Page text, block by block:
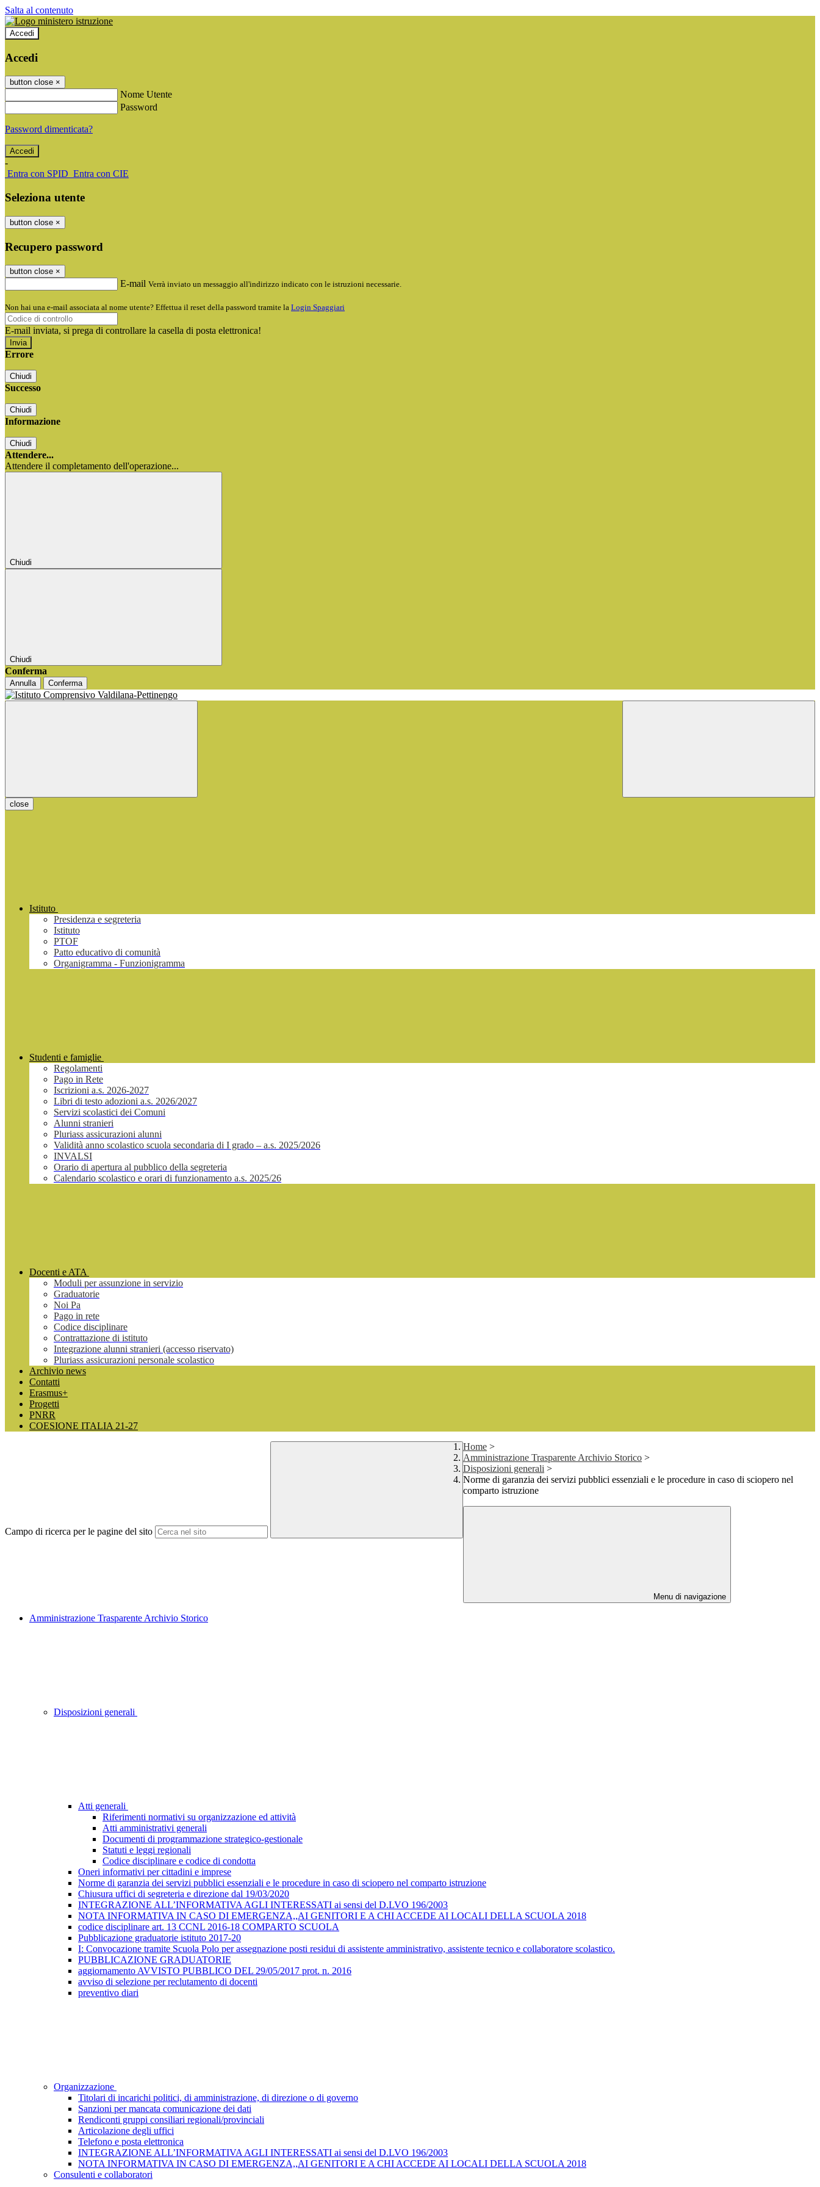
Salta al contenuto
Accedi
Accedi
button close ×
Nome Utente
Password
Password dimenticata?
-
Entra con SPID Entra con CIE
Seleziona utente
button close ×
Recupero password
button close ×
E-mail Verrà inviato un messaggio all'indirizzo indicato con le istruzioni necessarie.
Non hai una e-mail associata al nome utente? Effettua il reset della password tramite la Login Spaggiari
E-mail inviata, si prega di controllare la casella di posta elettronica!
Errore
Chiudi
Successo
Chiudi
Informazione
Chiudi
Attendere...
Attendere il completamento dell'operazione...
Chiudi
Chiudi
Conferma
Annulla Conferma
close
Istituto
Presidenza e segreteria
Istituto
PTOF
Patto educativo di comunità
Organigramma - Funzionigramma
Studenti e famiglie
Regolamenti
Pago in Rete
Iscrizioni a.s. 2026-2027
Libri di testo adozioni a.s. 2026/2027
Servizi scolastici dei Comuni
Alunni stranieri
Pluriass assicurazioni alunni
Validità anno scolastico scuola secondaria di I grado – a.s. 2025/2026
INVALSI
Orario di apertura al pubblico della segreteria
Calendario scolastico e orari di funzionamento a.s. 2025/26
Docenti e ATA
Moduli per assunzione in servizio
Graduatorie
Noi Pa
Pago in rete
Codice disciplinare
Contrattazione di istituto
Integrazione alunni stranieri (accesso riservato)
Pluriass assicurazioni personale scolastico
Archivio news
Contatti
Erasmus+
Progetti
PNRR
COESIONE ITALIA 21-27
Campo di ricerca per le pagine del sito
Home >
Amministrazione Trasparente Archivio Storico >
Disposizioni generali >
Norme di garanzia dei servizi pubblici essenziali e le procedure in caso di sciopero nel
comparto istruzione
Menu di navigazione
Amministrazione Trasparente Archivio Storico
Disposizioni generali
Atti generali
Riferimenti normativi su organizzazione ed attività
Atti amministrativi generali
Documenti di programmazione strategico-gestionale
Statuti e leggi regionali
Codice disciplinare e codice di condotta
Oneri informativi per cittadini e imprese
Norme di garanzia dei servizi pubblici essenziali e le procedure in caso di sciopero nel comparto istruzione
Chiusura uffici di segreteria e direzione dal 19/03/2020
INTEGRAZIONE ALL’INFORMATIVA AGLI INTERESSATI ai sensi del D.LVO 196/2003
NOTA INFORMATIVA IN CASO DI EMERGENZA,,AI GENITORI E A CHI ACCEDE AI LOCALI DELLA SCUOLA 2018
codice disciplinare art. 13 CCNL 2016-18 COMPARTO SCUOLA
Pubblicazione graduatorie istituto 2017-20
I: Convocazione tramite Scuola Polo per assegnazione posti residui di assistente amministrativo, assistente tecnico e collaboratore scolastico.
PUBBLICAZIONE GRADUATORIE
aggiornamento AVVISTO PUBBLICO DEL 29/05/2017 prot. n. 2016
avviso di selezione per reclutamento di docenti
preventivo diari
Organizzazione
Titolari di incarichi politici, di amministrazione, di direzione o di governo
Sanzioni per mancata comunicazione dei dati
Rendiconti gruppi consiliari regionali/provinciali
Articolazione degli uffici
Telefono e posta elettronica
INTEGRAZIONE ALL’INFORMATIVA AGLI INTERESSATI ai sensi del D.LVO 196/2003
NOTA INFORMATIVA IN CASO DI EMERGENZA,,AI GENITORI E A CHI ACCEDE AI LOCALI DELLA SCUOLA 2018
Consulenti e collaboratori